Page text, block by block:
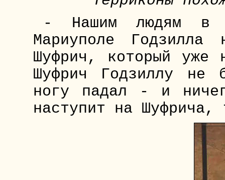
- Нашим людям в
Мариуполе
Шуфрич, который уже
Шуфрич Годзиллу не
ногу падал - и
наступит на